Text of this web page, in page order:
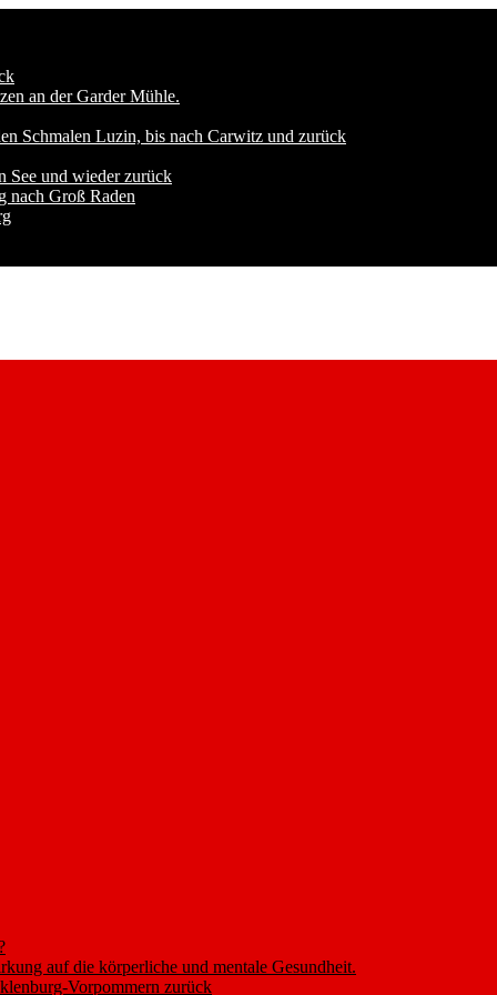
an der Garder Mühle.
Schmalen Luzin, bis nach Carwitz und zurück
See und wieder zurück
nach Groß Raden
auf die körperliche und mentale Gesundheit.
Vorpommern zurück